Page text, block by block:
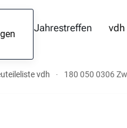
Jahrestreffen vdh
vdh 180 050 0306